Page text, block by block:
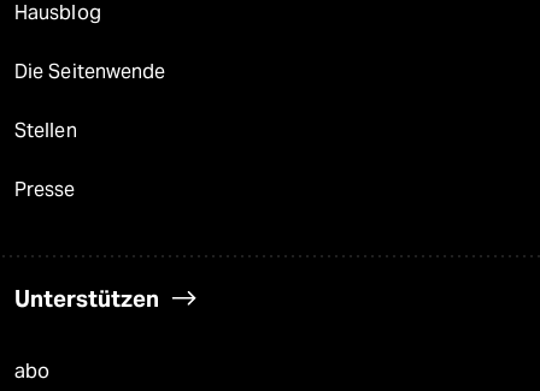
Hausblog
Die Seitenwende
Stellen
Presse
Unterstützen
abo